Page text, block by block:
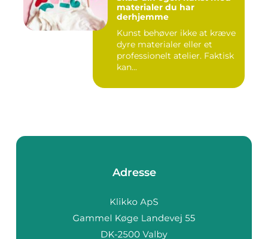
materialer du har
derhjemme
Kunst behøver ikke at kræve
dyre materialer eller et
professionelt atelier. Faktisk
kan...
Adresse